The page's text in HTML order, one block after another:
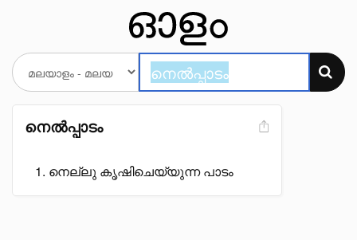
നെൽപ്പാടം
നെല്ലു കൃഷിചെയ്യുന്ന പാടം